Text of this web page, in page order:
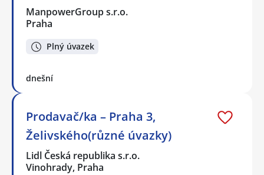
ManpowerGroup s.r.o.
Praha
Plný úvazek
dnešní
Prodavač/ka – Praha 3,
Želivského(různé úvazky)
Lidl Česká republika s.r.o.
Vinohrady, Praha